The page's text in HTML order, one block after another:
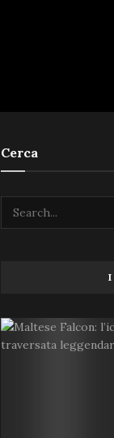
Cerca
I